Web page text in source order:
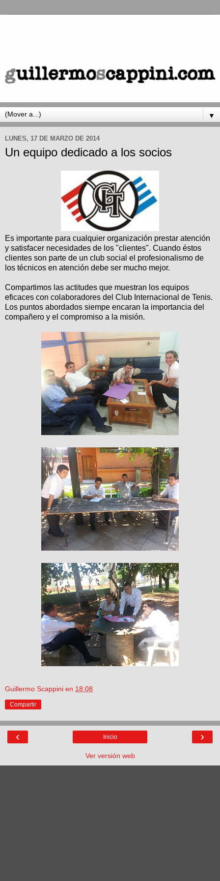
▼
LUNES, 17 DE MARZO DE 2014
Un equipo dedicado a los socios
Es importante para cualquier organización prestar atención
y satisfacer necesidades de los "clientes". Cuando éstos
clientes son parte de un club social el profesionalismo de
los técnicos en atención debe ser mucho mejor.
Compartimos las actitudes que muestran los equipos
eficaces con colaboradores del Club Internacional de Tenis.
Los puntos abordados siempe encaran la importancia del
compañero y el compromiso a la misión.
Guillermo Scappini en 18:08
Compartir
‹ ›
Inicio
Ver versión web